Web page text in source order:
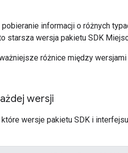
informacji o różnych
starsza wersja pakietu SDK
różnice między
wersji
wersje pakietu SDK i